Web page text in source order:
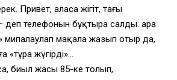
Привет, аласа жігіт, тағы
деп телефонын бұқтыра салды. Қара
мипалаулап мақала жазып отыр да,
«тұра жүгірді»…
биыл жасы 85-ке толып,